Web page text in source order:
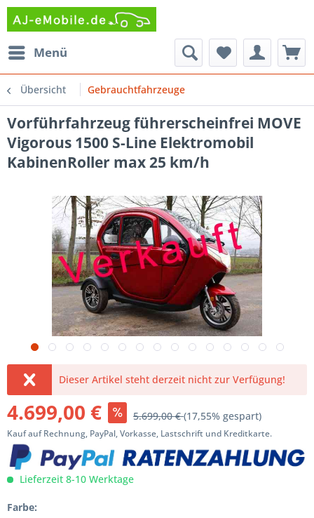
Menü
Übersicht Gebrauchtfahrzeuge
Vorführfahrzeug führerscheinfrei MOVE
Vigorous 1500 S-Line Elektromobil
KabinenRoller max 25 km/h
Dieser Artikel steht derzeit nicht zur Verfügung!
4.699,00 € 5.699,00 €(17,55% gespart)
Kauf auf Rechnung, PayPal, Vorkasse, Lastschrift und Kreditkarte.
Lieferzeit 8-10 Werktage
Farbe: